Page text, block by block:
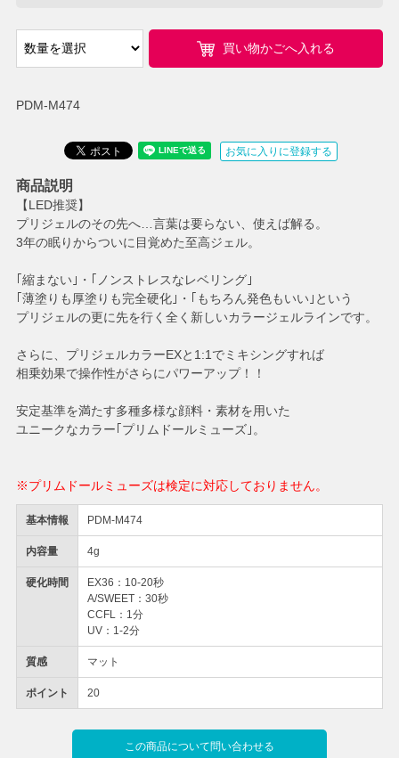
PDM-M474
基本情報 PDM-M474
内容量 4g
硬化時間
EX36：10-20秒
A/SWEET：30秒
CCFL：1分
UV：1-2分
質感 マット
ポイント 20
買い物かごへ入れる
お気に入りに登録する
この商品について問い合わせる
商品説明
【LED推奨】
プリジェルのその先へ…言葉は要らない、使えば解る。
3年の眠りからついに目覚めた至高ジェル。
｢縮まない｣・｢ノンストレスなレベリング｣
｢薄塗りも厚塗りも完全硬化｣・｢もちろん発色もいい｣という
プリジェルの更に先を行く全く新しいカラージェルラインです。
さらに、プリジェルカラーEXと1:1でミキシングすれば
相乗効果で操作性がさらにパワーアップ！！
安定基準を満たす多種多様な顔料・素材を用いた
ユニークなカラー｢プリムドールミューズ｣。
※プリムドールミューズは検定に対応しておりません。